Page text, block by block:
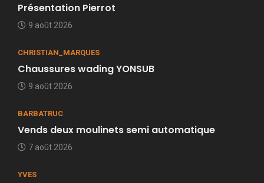
Présentation Pierrot
9 août 2026
CHRISTIAN_MARQUES
Chaussures wading YONSUB
9 août 2026
BARBATRUC
Vends deux moulinets semi automatique
7 août 2026
YVES